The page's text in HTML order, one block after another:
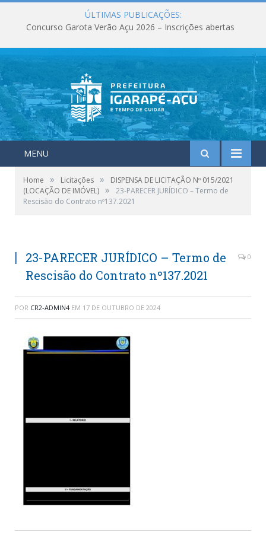
ÚLTIMAS PUBLICAÇÕES:
Concurso Garota Verão Açu 2026 – Inscrições abertas
MENU
Home » Licitações »
DISPENSA DE LICITAÇÃO Nº 015/2021
(LOCAÇÃO DE IMÓVEL) »
23-PARECER JURÍDICO – Termo de
Rescisão do Contrato nº137.2021
23-PARECER JURÍDICO – Termo de
Rescisão do Contrato nº137.2021
0
POR CR2-ADMIN4 EM 17 DE OUTUBRO DE 2024